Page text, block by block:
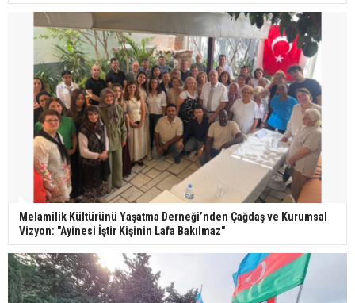
Melamilik Kültürünü Yaşatma Derneği’nden Çağdaş ve Kurumsal
Vizyon: "Ayinesi İştir Kişinin Lafa Bakılmaz"